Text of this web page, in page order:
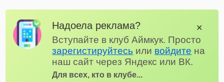
Надоела реклама?
Вступайте в клуб Аймкук. Просто
зарегистируйтесь или войдите на
наш сайт через Яндекс или ВК.
Для всех, кто в клубе...
✕